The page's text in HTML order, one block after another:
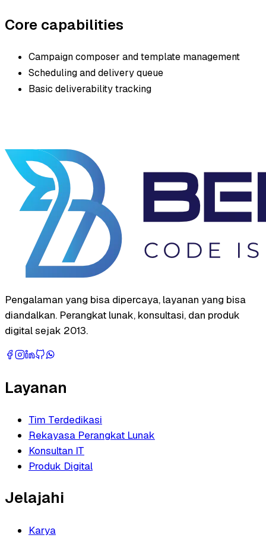
Core capabilities
Campaign composer and template management
Scheduling and delivery queue
Basic deliverability tracking
Pengalaman yang bisa dipercaya, layanan yang bisa
diandalkan. Perangkat lunak, konsultasi, dan produk
digital sejak 2013.
Layanan
Tim Terdedikasi
Rekayasa Perangkat Lunak
Konsultan IT
Produk Digital
Jelajahi
Karya